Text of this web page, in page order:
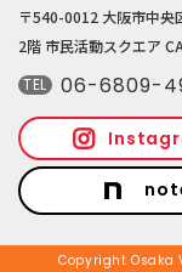
〒540-0012 大阪市中央
2階 市民活動スクエア
TEL 06-6809-
Copyright Osaka